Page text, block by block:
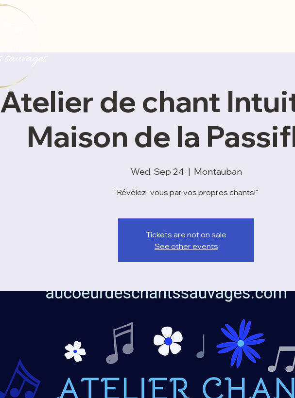
Atelier de chant
Maison de la
Wed, Sep 24
  |
Montauban
"Révélez- vous par vos propres chants!"
Tickets are not on sale
See other events